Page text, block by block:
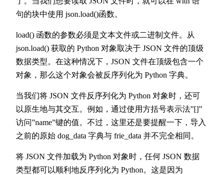
句的块中使用 json.load()函数。
load() 函数的参数必须是文本文件或二进制文件。从
json.load() 获取的 Python 对象取决于 JSON 文件的顶级
数据类型。在这种情况下，JSON 文件在顶级包含一个
对象，那么这个对象会被反序列化为 Python 字典。
当我们将 JSON 文件反序列化为 Python 对象时，还可
以原生地与其交互。例如，通过使用方括号表示法”[]”
访问”name”键的值。不过，这里还是要提醒一下，导入
之前的原始 dog_data 字典与 frie_data 并不完全相同。
将 JSON 文件加载为 Python 对象时，任何 JSON 数据
类型都可以顺利地反序列化为 Python。这是因为